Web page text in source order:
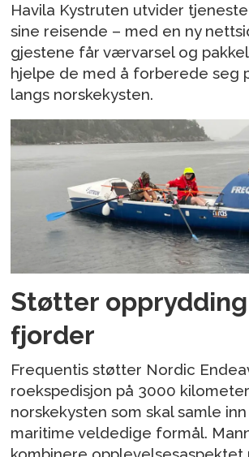
Havila Kystruten utvider
sine reisende – med en ny
gjestene får værvarsel og
hjelpe de med å forberede seg
langs norskekysten.
Støtter
fjorder
Frequentis støtter Nordic
roekspedisjon på 3000
norskekysten som skal samle
maritime veldedige formål.